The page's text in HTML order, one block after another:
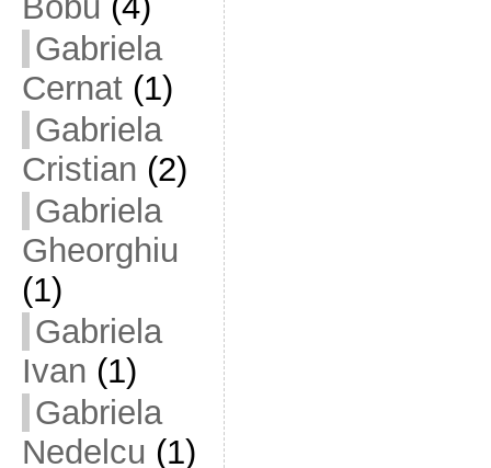
Gabriela
Cernat(1)
Gabriela
Cristian (2)
Gabriela
Gheorghiu
(1)
Gabriela
Ivan (1)
Gabriela
Nedelcu (1)